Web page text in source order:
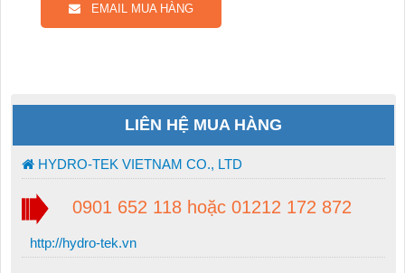
EMAIL MUA HÀNG
LIÊN HỆ MUA HÀNG
HYDRO-TEK VIETNAM CO., LTD
0901 652 118 hoặc 01212 172 872
http://hydro-tek.vn